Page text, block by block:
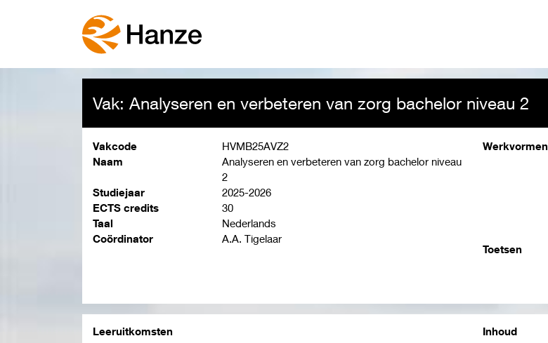
Vak: Analyseren en verbeteren van zorg bachelor niveau 2
Vakcode
HVMB25AVZ2
Naam
Analyseren en verbeteren van zorg bachelor niveau
2
Studiejaar
2025-2026
ECTS credits
30
Taal
Nederlands
Coördinator
A.A. Tigelaar
Werkvormen
Toetsen
Leeruitkomsten
Inhoud